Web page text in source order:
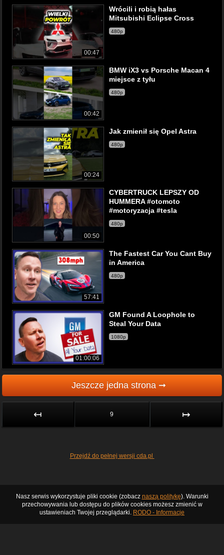
00:47
Wrócili i robią hałas
Mitsubishi Eclipse Cross
480p
00:42
BMW iX3 vs Porsche Macan 4
miejsce z tyłu
480p
00:24
Jak zmienił się Opel Astra
480p
00:50
CYBERTRUCK LEPSZY OD
HUMMERA #otomoto
#motoryzacja #tesla
480p
57:41
The Fastest Car You Cant Buy
in America
480p
01:00:06
GM Found A Loophole to
Steal Your Data
1080p
Jeszcze jedna strona ➞
↤ 9 ↦
Przejdź do pełnej wersji cda.pl
Nasz serwis wykorzystuje pliki cookie (zobacz naszą politykę). Warunki
przechowywania lub dostępu do plików cookies możesz zmienić w
ustawieniach Twojej przeglądarki. RODO - Informacje